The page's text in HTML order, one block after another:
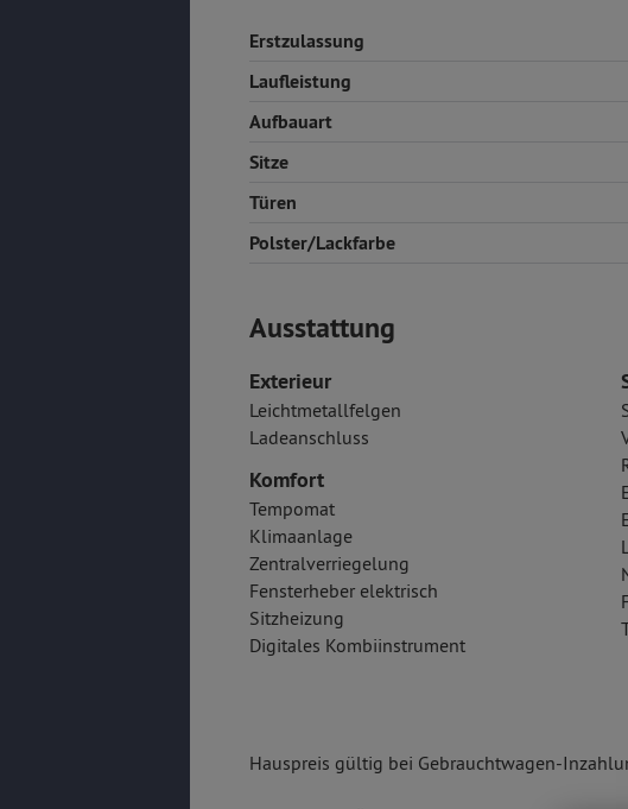
Erstzulassung
Laufleistung
Aufbauart
Sitze
Türen
Polster/Lackfarbe
Ausstattung
Exterieur
Leichtmetallfelgen
Ladeanschluss
Komfort
Tempomat
Klimaanlage
Zentralverriegelung
Fensterheber elektrisch
Sitzheizung
Digitales Kombiinstrument
Hauspreis gültig bei Gebrauchtwagen-